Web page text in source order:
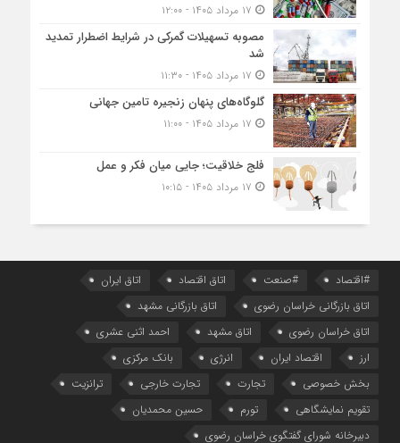
مصوبه تسهیلات گمرکی در شرایط اضطرار تمدید
شد
گلوگاه‌های پنهان زنجیره تامین جهانی
فلج خلاقیت؛ جایی میان فکر و عمل
#اقتصاد #صنعت اتاق اقتصاد
اتاق ایران
اتاق بازرگانی خراسان رضوی
اتاق بازرگانی مشهد
اتاق خراسان رضوی
اتاق مشهد
احمد اثنی عشری
ارز
اقتصاد ایران انرژی
بانک مرکزی
بخش خصوصی
تجارت تجارت خارجی
ترانزیت
تقویم نمایشگاهی
تورم
حسین محمدیان
دبیرخانه شورای گفتگوی خراسان رضوی